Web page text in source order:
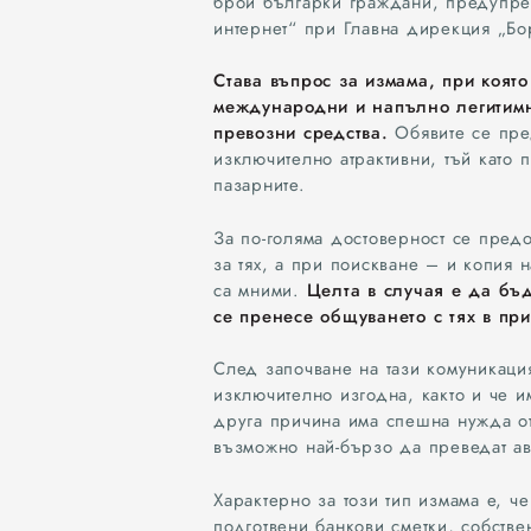
интернет“ при Главна дирекция
Става въпрос за измама, при
международни и напълно
превозни средства.Обявите се
изключително атрактивни, тъй
пазарните.
За по-голяма достоверност се
за тях, а при поискване – и копия
са мними. Целта в случая е да
се пренесе общуването с тях в
След започване на тази
изключително изгодна, както и че
друга причина има спешна нужда
възможно най-бързо да преведат
Характерно за този тип измама е,